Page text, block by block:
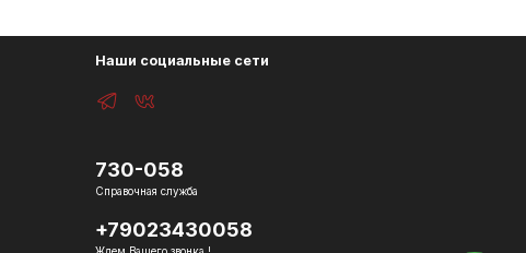
Наши социальные сети
730-058
Справочная служба
+79023430058